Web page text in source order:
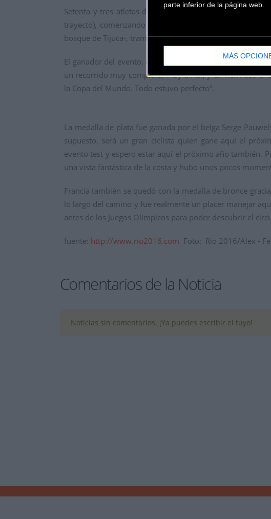
parte inferior de la página web.
MÁS
Setenta y tres atletas de 15 naciones compitieron
trayecto), comenzando en Copacabana y finalizando
bosque de Tijuca-, tramos planos al lado del mar y calles
El ganador del evento, el francés Alexis Vuillermoz, dijo:
un recorrido muy completo, muy difícil, y un hermoso
la Copa del Mundo. Todo estuvo perfecto”.
La medalla de plata fue ganada por el belga Serge
supuesto, será un gran ciclista quien gane aquí el
evento test y espero estar aquí el próximo año también.
una vista fantástica de la costa y hubo unos pocos
Francia también se quedó con la medalla de bronce
lo largo del camino y fue realmente un placer manejar
antes de los Juegos Olímpicos para poder descubrir el
fuente: http://www.rio2016.com Foto: Rio 2016/Alex -
Comentarios de la Noticia
Noticias sin comentarios. ¡Ya puedes escribir el tuyo!